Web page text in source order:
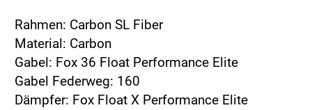
Rahmen: Carbon SL Fiber
Material: Carbon
Gabel: Fox 36 Float Performance Elite
Gabel Federweg: 160
Dämpfer: Fox Float X Performance Elite